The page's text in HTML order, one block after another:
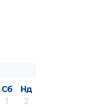
Сб
Нд
1
2